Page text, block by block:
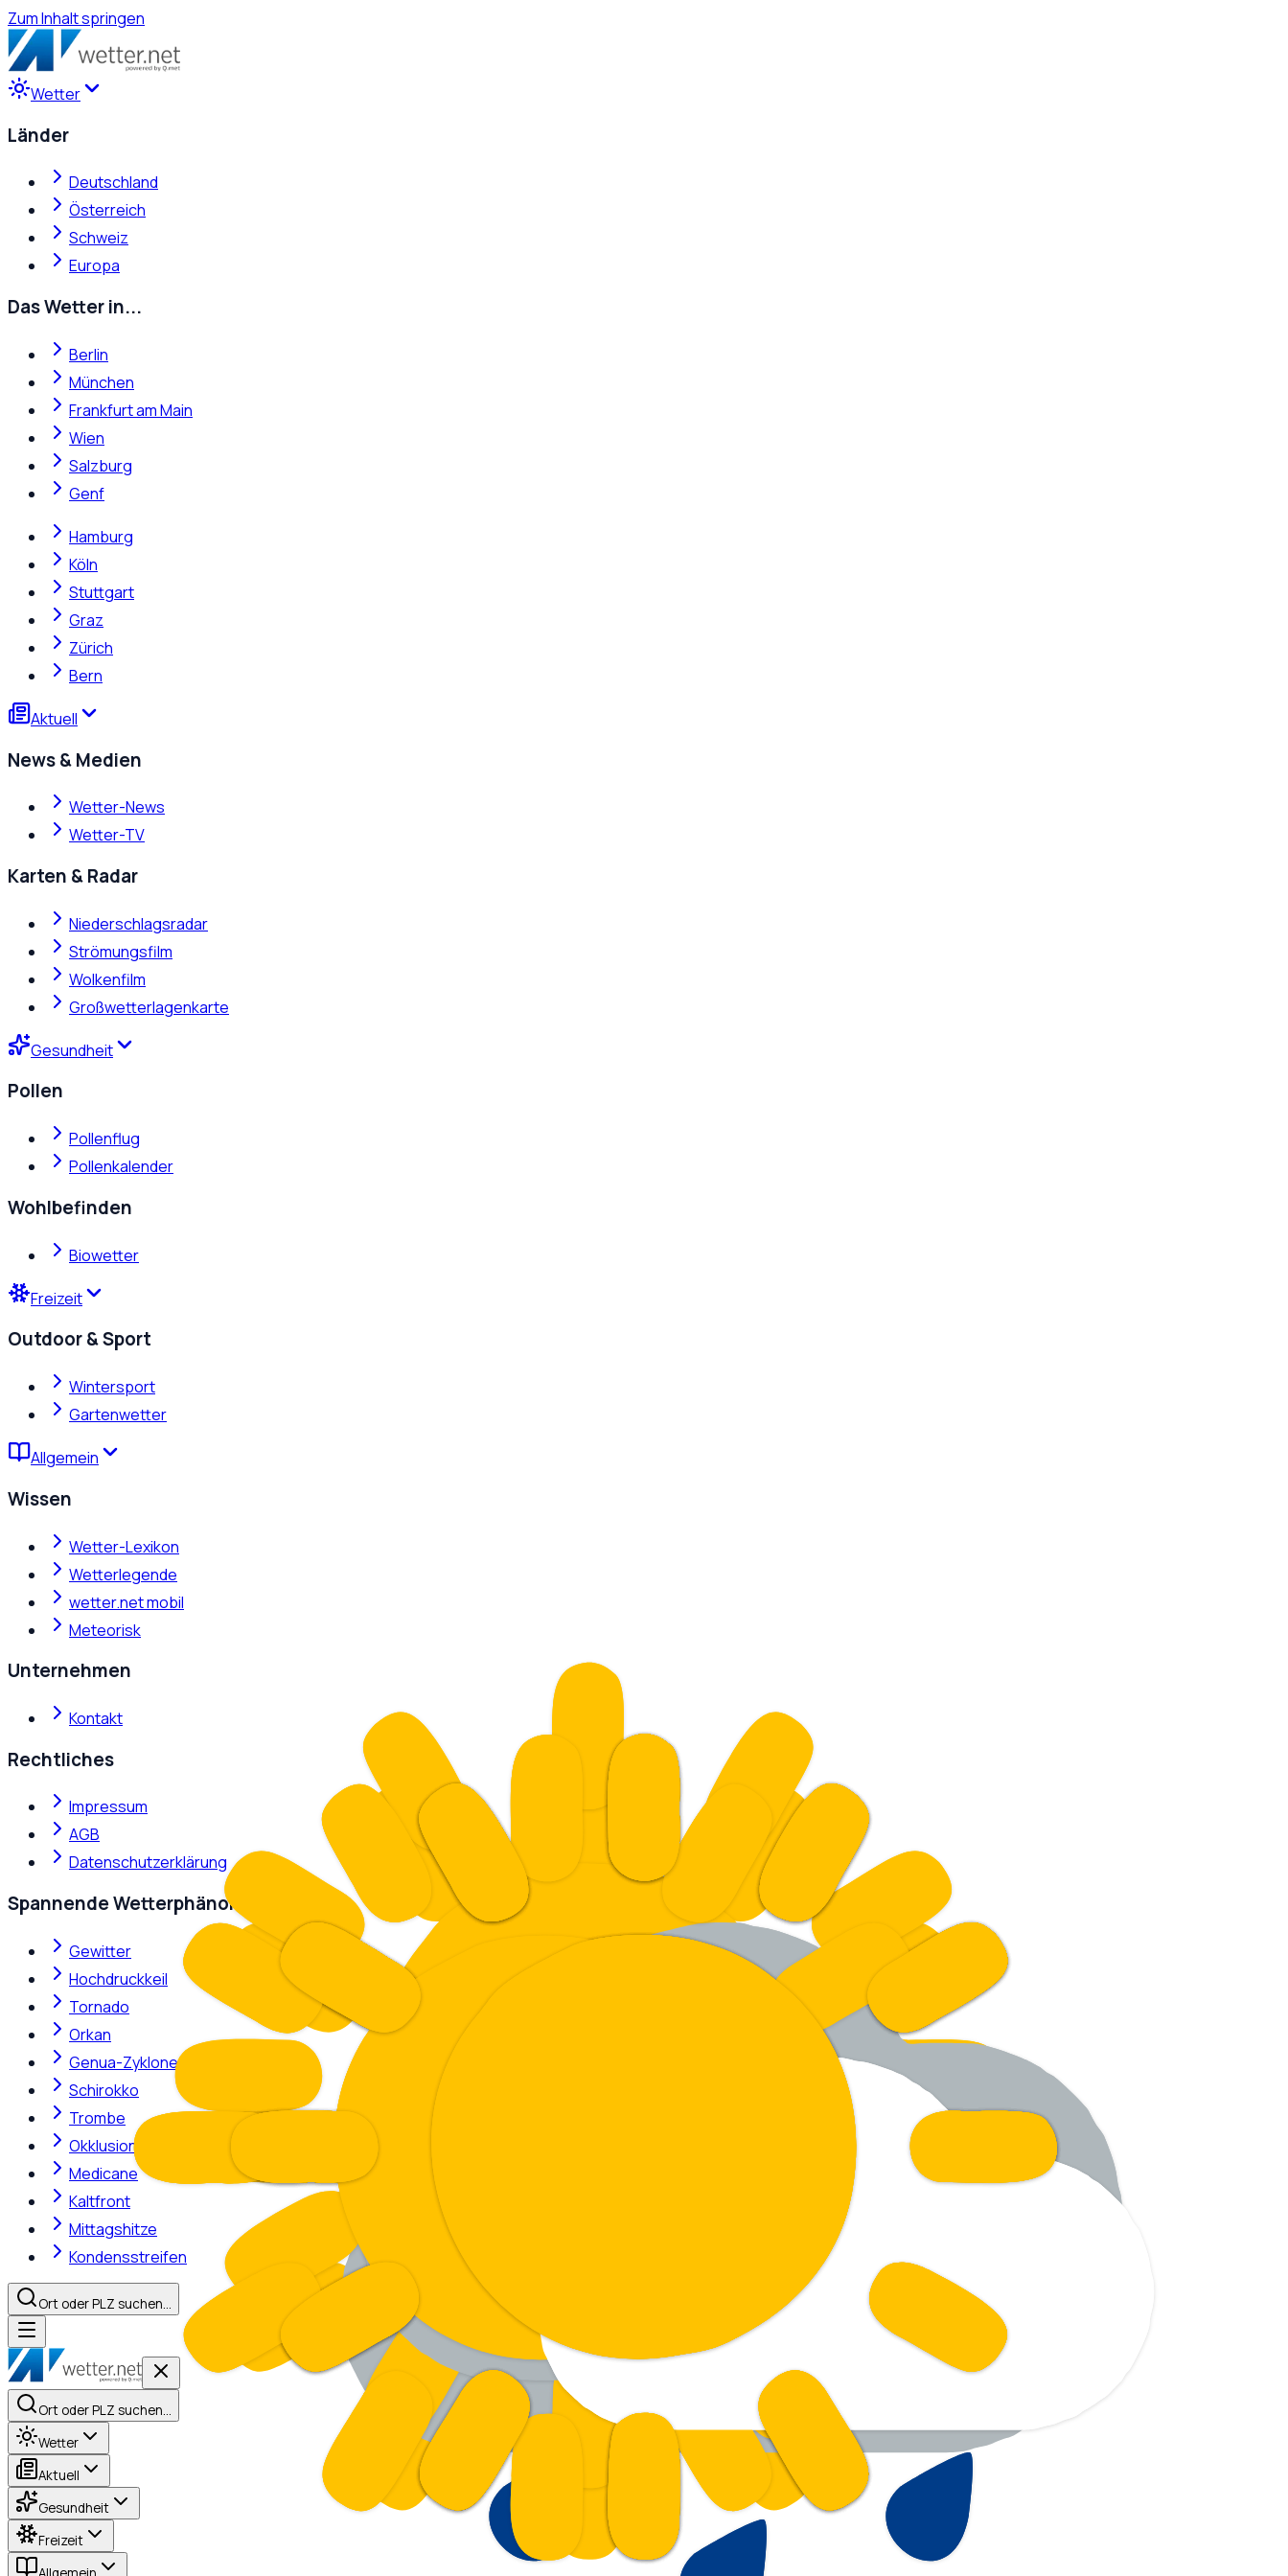
Zum Inhalt springen
Wetter
Länder
Deutschland
Österreich
Schweiz
Europa
Das Wetter in...
Berlin
München
Frankfurt am Main
Wien
Salzburg
Genf
Hamburg
Köln
Stuttgart
Graz
Zürich
Bern
Aktuell
News & Medien
Wetter-News
Wetter-TV
Karten & Radar
Niederschlagsradar
Strömungsfilm
Wolkenfilm
Großwetterlagenkarte
Gesundheit
Pollen
Pollenflug
Pollenkalender
Wohlbefinden
Biowetter
Freizeit
Outdoor & Sport
Wintersport
Gartenwetter
Allgemein
Wissen
Wetter-Lexikon
Wetterlegende
wetter.net mobil
Meteorisk
Unternehmen
Kontakt
Rechtliches
Impressum
AGB
Datenschutzerklärung
Spannende Wetterphänomene
Gewitter
Hochdruckkeil
Tornado
Orkan
Genua-Zyklone
Schirokko
Trombe
Okklusion
Medicane
Kaltfront
Mittagshitze
Kondensstreifen
Ort oder PLZ suchen…
Ort oder PLZ suchen…
Wetter
Aktuell
Gesundheit
Freizeit